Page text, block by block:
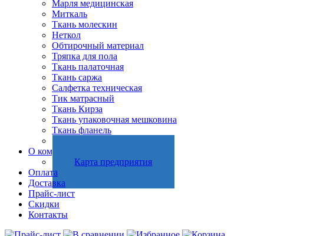
Марля медицинская
Миткаль
Ткань молескин
Неткол
Обтирочный материал
Тряпка для пола
Ткань палаточная
Ткань саржа
Салфетка техническая
Тик матрасный
Ткань Кирза
Ткань упаковочная мешковина
Ткань фланель
О компании
Карта предприятия
Оплата
Доставка
Прайс-лист
Скидки
Контакты